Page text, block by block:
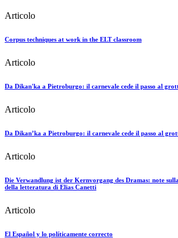
Articolo
Corpus techniques at work in the ELT classroom
Articolo
Da Dikan'ka a Pietroburgo: il carnevale cede il passo al
Articolo
Da Dikan’ka a Pietroburgo: il carnevale cede il passo al
Articolo
Die Verwandlung ist der Kernvorgang des Dramas: note
della letteratura di Elias Canetti
Articolo
El Español y lo políticamente correcto